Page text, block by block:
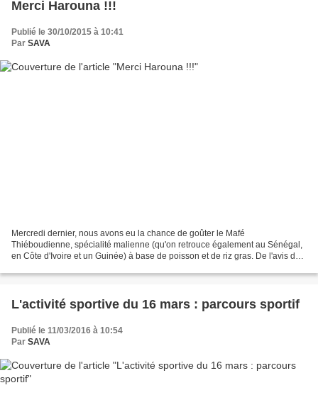
Merci Harouna !!!
Publié le 30/10/2015 à 10:41
Par SAVA
Mercredi dernier, nous avons eu la chance de goûter le Mafé
Thiéboudienne, spécialité malienne (qu'on retrouce également au Sénégal,
en Côte d'Ivoire et un Guinée) à base de poisson et de riz gras. De l'avis de
L'activité sportive du 16 mars : parcours sportif
Publié le 11/03/2016 à 10:54
Par SAVA